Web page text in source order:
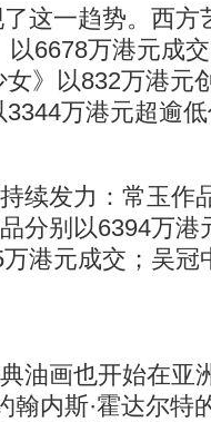
这一趋势。西方
以6678万港元成
》以832万港元
万港元超逾
续发力：常玉作
分别以6394万港
港元成交；吴冠
油画也开始在亚
翰内斯·霍达尔特